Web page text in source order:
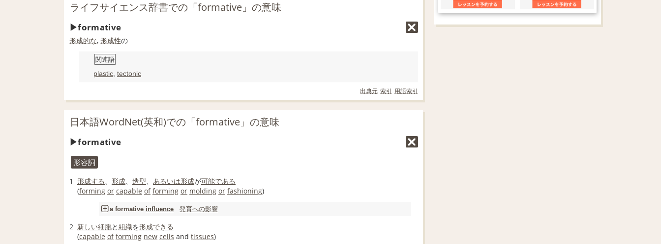
ライフサイエンス辞書での「formative」の意味
formative
形成的な, 形成性の
関連語
plastic tectonic
出典元 索引 用語索引
日本語WordNet(英和)での「formative」の意味
formative
形容詞
1 形成する、 形成、 造型、 あるいは形成が可能である
(forming or capable of forming or molding or fashioning)
a formative influence 発育への影響
2 新しい細胞と組織を形成できる
(capable of forming new cells and tissues)